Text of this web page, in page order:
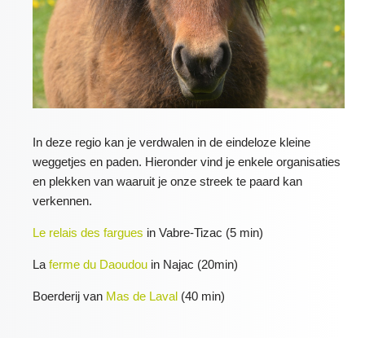
In deze regio kan je verdwalen in de eindeloze kleine
weggetjes en paden. Hieronder vind je enkele organisaties
en plekken van waaruit je onze streek te paard kan
verkennen.
Le relais des fargues in Vabre-Tizac (5 min)
La ferme du Daoudou in Najac (20min)
Boerderij van Mas de Laval (40 min)